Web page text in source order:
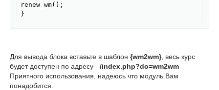
renew_wm();
}
Для вывода блока вставьте в шаблон {wm2wm}, весь курс
будет доступен по адресу - /index.php?do=wm2wm
Приятного использования, надеюсь что модуль Вам
понадобится.